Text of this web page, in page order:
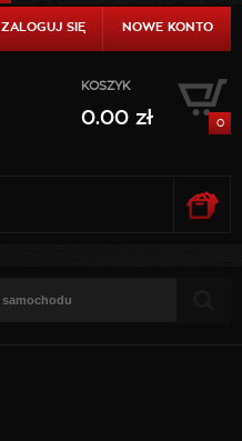
ZALOGUJ SIĘ NOWE KONTO
KOSZYK
0.00 zł 0